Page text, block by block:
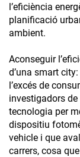
l’eficiència
planificació
ambient.
Aconseguir
d’una smart
l’excés de
investigadors
tecnologia per
dispositiu
vehicle i que
carrers, cosa